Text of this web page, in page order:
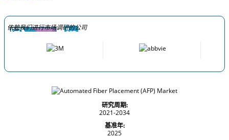
依赖我们进行市场调研的公司
研究周期:
2021-2034
基准年:
2025